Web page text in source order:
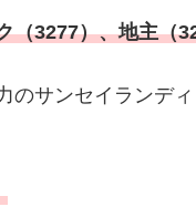
（3277）、地主（
のサンセイランデ